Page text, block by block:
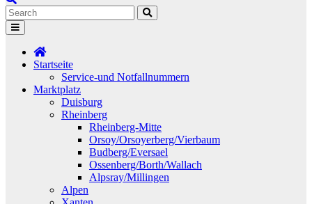
Startseite
Service-und Notfallnummern
Marktplatz
Duisburg
Rheinberg
Rheinberg-Mitte
Orsoy/Orsoyerberg/Vierbaum
Budberg/Eversael
Ossenberg/Borth/Wallach
Alpsray/Millingen
Alpen